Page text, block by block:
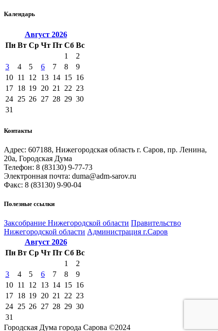
Календарь
Август 2026
Пн Вт Ср Чт Пт Сб Вс
1
2
3
4 5 6 7 8
9
10 11 12 13 14 15 16
17 18 19 20 21 22 23
24 25 26 27 28 29 30
31
Контакты
Адрес: 607188, Нижегородская область г. Саров, пр. Ленина,
20а, Городская Дума
Телефон: 8 (83130) 9-77-73
Электронная почта: duma@adm-sarov.ru
Факс: 8 (83130) 9-90-04
Полезные ссылки
Закcобрание Нижегородской области Правительство
Нижегородской области Администрация г.Саров
Август 2026
Пн Вт Ср Чт Пт Сб Вс
1
2
3
4 5 6 7 8
9
10 11 12 13 14 15 16
17 18 19 20 21 22 23
24 25 26 27 28 29 30
31
Городская Дума города Сарова ©2024